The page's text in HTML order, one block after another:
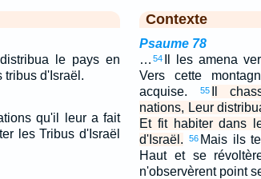
le pays en
tribus d'Israël.
qu'il leur a fait
les Tribus d'Israël
Contexte
Psaume 78
… 54
Il les amena
Vers cette
acquise.
55
Il
nations, Leur
Et fit habiter dans
d'Israël.
56 Mais ils
Haut et se
n'observèrent point